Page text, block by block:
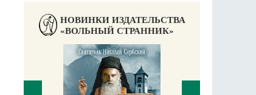
НОВИНКИ ИЗДАТЕЛЬСТВА
«ВОЛЬНЫЙ СТРАННИК»